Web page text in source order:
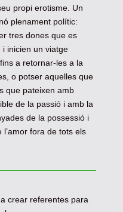
propi erotisme. Un
plenament polític:
tres dones que es
inicien un viatge
a retornar-les a la
o potser aquelles que
que pateixen amb
de la passió i amb la
de la possessió i
fora de tots els
crear referentes para